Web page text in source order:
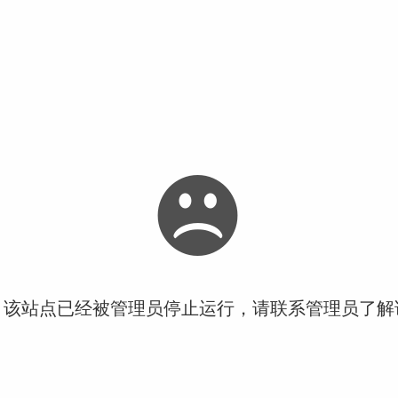
站点已经被管理员停止运行，请联系管理员了